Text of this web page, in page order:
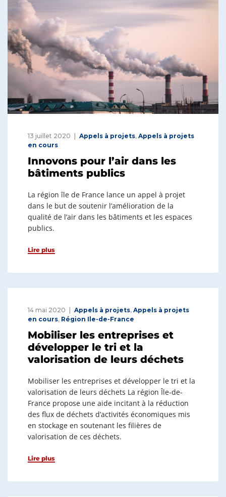
13 juillet 2020 Appels à projets, Appels à projets
en cours
Innovons pour l’air dans les
bâtiments publics
La région île de France lance un appel à projet
dans le but de soutenir l’amélioration de la
qualité de l’air dans les bâtiments et les espaces
publics.
Lire plus
14 mai 2020 Appels à projets, Appels à projets
en cours, Région Ile-de-France
Mobiliser les entreprises et
développer le tri et la
valorisation de leurs déchets
Mobiliser les entreprises et développer le tri et la
valorisation de leurs déchets La région Île-de-
France propose une aide incitant à la réduction
des flux de déchets d’activités économiques mis
en stockage en soutenant les filières de
valorisation de ces déchets.
Lire plus